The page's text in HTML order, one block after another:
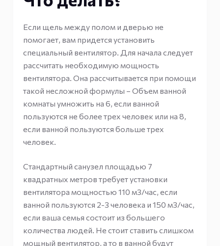
Если щель между полом и дверью не
помогает, вам придется установить
специальный вентилятор. Для начала следует
рассчитать необходимую мощность
вентилятора. Она рассчитывается при помощи
такой несложной формулы – Объем ванной
комнаты умножить на 6, если ванной
пользуются не более трех человек или на 8,
если ванной пользуются больше трех
человек.
Стандартный санузел площадью 7
квадратных метров требует установки
вентилятора мощностью 110 м3/час, если
ванной пользуются 2-3 человека и 150 м3/час,
если ваша семья состоит из большего
количества людей. Не стоит ставить слишком
мощный вентилятор, а то в ванной будут